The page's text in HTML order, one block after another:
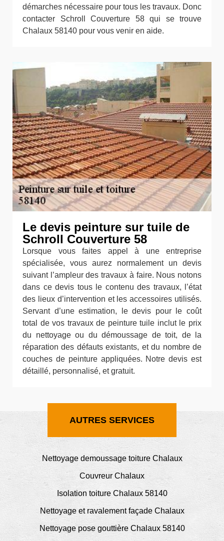
démarches nécessaire pour tous les travaux. Donc
contacter Schroll Couverture 58 qui se trouve
Chalaux 58140 pour vous venir en aide.
Le devis peinture sur tuile de
Schroll Couverture 58
Lorsque vous faites appel à une entreprise
spécialisée, vous aurez normalement un devis
suivant l’ampleur des travaux à faire. Nous notons
dans ce devis tous le contenu des travaux, l’état
des lieux d’intervention et les accessoires utilisés.
Servant d’une estimation, le devis pour le coût
total de vos travaux de peinture tuile inclut le prix
du nettoyage ou du démoussage de toit, de la
réparation des défauts existants, et du nombre de
couches de peinture appliquées. Notre devis est
détaillé, personnalisé, et gratuit.
AUTRES SERVICES
Nettoyage demoussage toiture Chalaux
Couvreur Chalaux
Isolation toiture Chalaux 58140
Nettoyage et ravalement façade Chalaux
Nettoyage pose gouttière Chalaux 58140